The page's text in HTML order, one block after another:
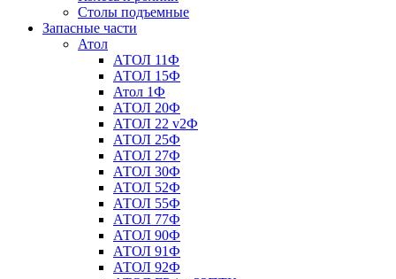
Столы подъемные
Запасные части
Атол
АТОЛ 11Ф
АТОЛ 15Ф
Атол 1Ф
АТОЛ 20Ф
АТОЛ 22 v2Ф
АТОЛ 25Ф
АТОЛ 27Ф
АТОЛ 30Ф
АТОЛ 52Ф
АТОЛ 55Ф
АТОЛ 77Ф
АТОЛ 90Ф
АТОЛ 91Ф
АТОЛ 92Ф